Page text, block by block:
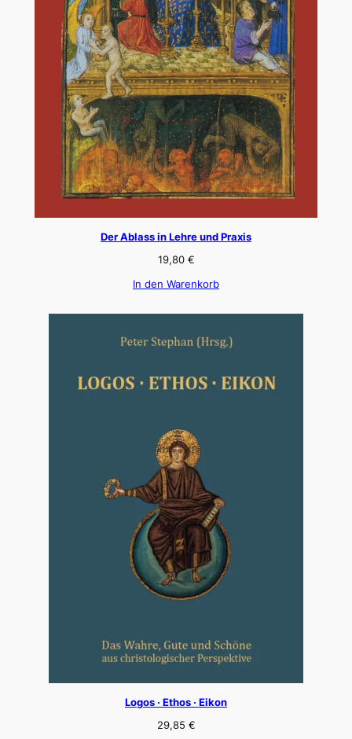
Der Ablass in Lehre und Praxis
19,80 €
In den Warenkorb
Logos · Ethos · Eikon
29,85 €